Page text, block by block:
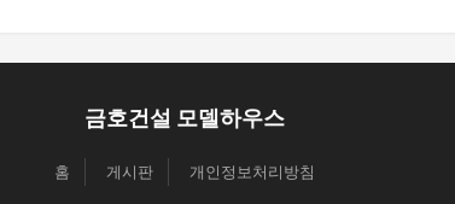
금호건설 모델하우스
홈 게시판 개인정보처리방침